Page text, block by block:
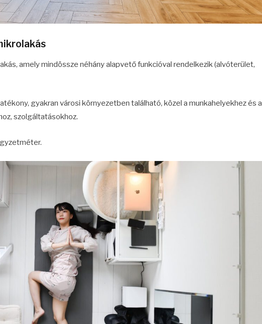
amely mindössze néhány alapvető funkcióval rendelkezik (alvóterület,
gyakran városi környezetben található, közel a munkahelyekhez és a
szolgáltatásokhoz.